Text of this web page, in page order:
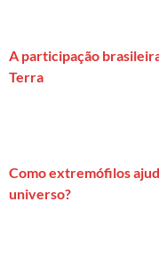
A participação
Terra
Como extremófilos
universo?